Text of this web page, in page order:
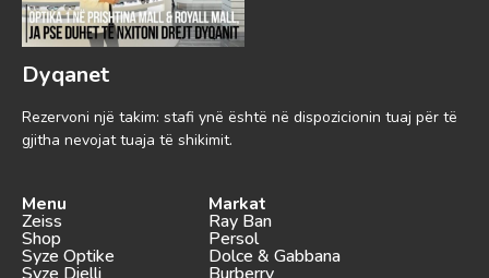
Dyqanet
Rezervoni një takim: stafi ynë është në dispozicionin tuaj për të
gjitha nevojat tuaja të shikimit.
Menu
Zeiss
Shop
Syze Optike
Markat
Ray Ban
Persol
Dolce & Gabbana